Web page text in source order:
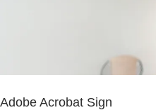
Adobe Acrobat Sign